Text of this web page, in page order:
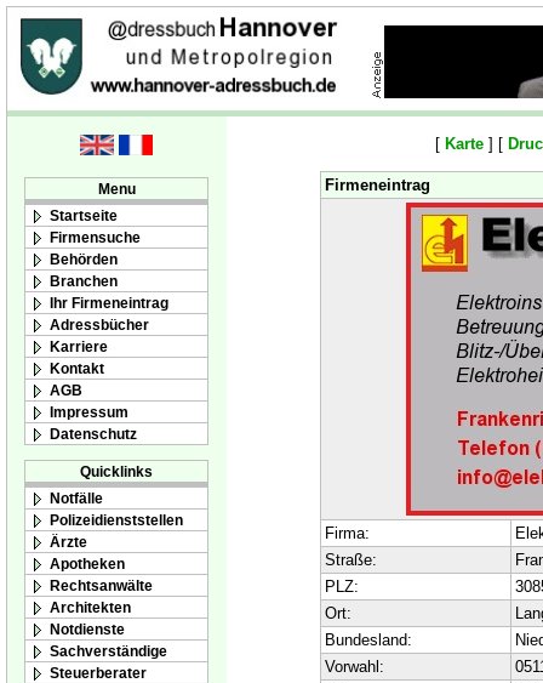
Menu
Startseite
Firmensuche
Behörden
Branchen
Ihr Firmeneintrag
Adressbücher
Karriere
Kontakt
AGB
Impressum
Datenschutz
Quicklinks
Notfälle
Polizeidienststellen
Ärzte
Apotheken
Rechtsanwälte
Architekten
Notdienste
Sachverständige
Steuerberater
[ Karte ] [
Firmeneintrag
Firma:
Straße:
PLZ:
Ort:
Bundesland:
Vorwahl: